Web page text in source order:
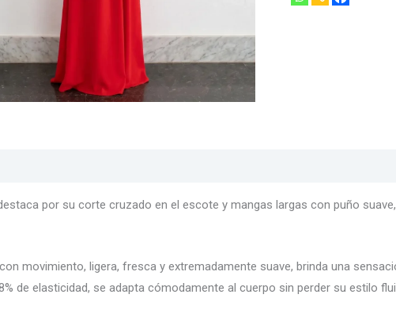
por su corte cruzado en el escote y mangas largas con puño
movimiento, ligera, fresca y extremadamente suave, brinda una
de elasticidad, se adapta cómodamente al cuerpo sin perder su estilo